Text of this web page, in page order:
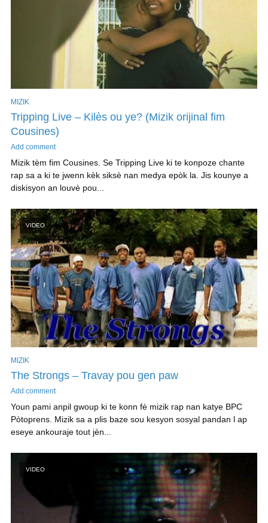
MIZIK
Tripping Live – Kilès ou ye? (Mizik orijinal fim
Cousines)
Add comment
Mizik tèm fim Cousines. Se Tripping Live ki te konpoze chante
rap sa a ki te jwenn kèk siksè nan medya epòk la. Jis kounye a
diskisyon an louvè pou...
VIDEO
MIZIK
The Strongs – Travay pou gen paw
Add comment
Youn pami anpil gwoup ki te konn fè mizik rap nan katye BPC
Pòtoprens. Mizik sa a plis baze sou kesyon sosyal pandan l ap
eseye ankouraje tout jèn...
VIDEO